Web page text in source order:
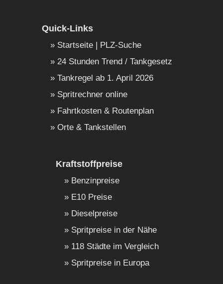
Quick-Links
Startseite | PLZ-Suche
24 Stunden Trend / Tankgesetz
Tankregel ab 1. April 2026
Spritrechner online
Fahrtkosten & Routenplan
Orte & Tankstellen
Kraftstoffpreise
Benzinpreise
E10 Preise
Dieselpreise
Spritpreise in der Nähe
118 Städte im Vergleich
Spritpreise in Europa